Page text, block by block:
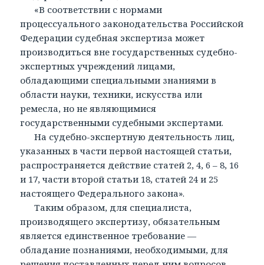
«В соответствии с нормами
процессуального законодательства Российской
Федерации судебная экспертиза может
производиться вне государственных судебно-
экспертных учреждений лицами,
обладающими специальными знаниями в
области науки, техники, искусства или
ремесла, но не являющимися
государственными судебными экспертами.
На судебно-экспертную деятельность лиц,
указанных в части первой настоящей статьи,
распространяется действие статей 2, 4, 6 – 8, 16
и 17, части второй статьи 18, статей 24 и 25
настоящего Федерального закона».
Таким образом, для специалиста,
производящего экспертизу, обязательным
является единственное требование —
обладание познаниями, необходимыми, для